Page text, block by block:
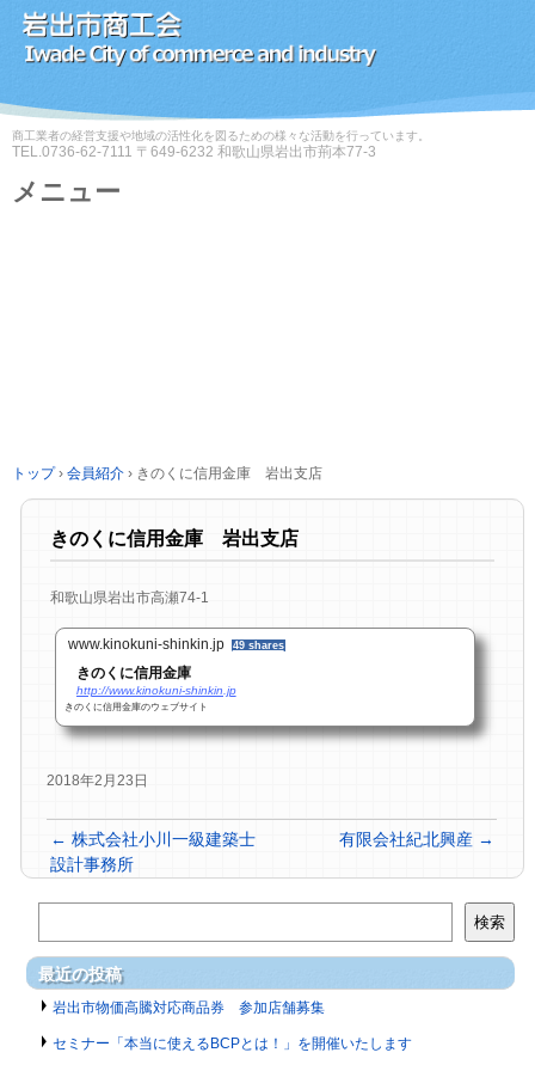
商工業者の経営支援や地域の活性化を図るための様々な活動を行っています。
TEL.0736-62-7111 〒649-6232 和歌山県岩出市荊本77-3
メニュー
トップ › 会員紹介 › きのくに信用金庫 岩出支店
きのくに信用金庫 岩出支店
和歌山県岩出市高瀬74-1
www.kinokuni-shinkin.jp 49 shares
きのくに信用金庫
http://www.kinokuni-shinkin.jp
きのくに信用金庫のウェブサイト
2018年2月23日
← 株式会社小川一級建築士
設計事務所
有限会社紀北興産 →
検索
最近の投稿
岩出市物価高騰対応商品券 参加店舗募集
セミナー「本当に使えるBCPとは！」を開催いたします